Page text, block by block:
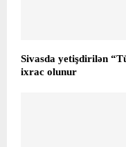
Sivasda yetişdirilən
ixrac olunur